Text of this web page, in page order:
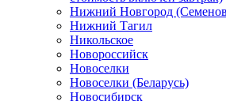
Нижний Новгород
Нижний Тагил
Никольское
Новороссийск
Новоселки
Новоселки (Беларусь)
Новосибирск